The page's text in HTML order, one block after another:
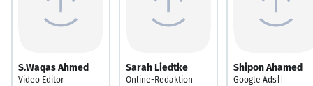
S.Waqas Ahmed
Video Editor
Sarah Liedtke
Online-Redaktion
Shipon Ahamed
Google Ads||